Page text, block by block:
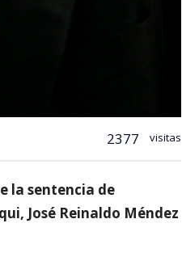
2377 visitas
la sentencia de
José Reinaldo Méndez